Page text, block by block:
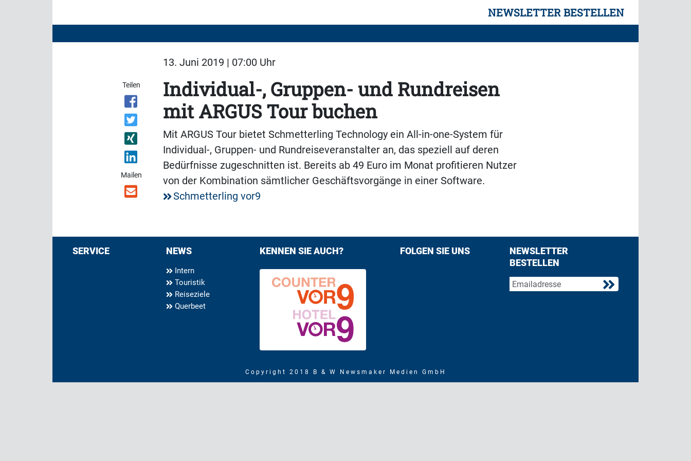
NEWSLETTER BESTELLEN
13. Juni 2019 | 07:00 Uhr
Teilen
Mailen
Individual-, Gruppen- und Rundreisen
mit ARGUS Tour buchen
Mit ARGUS Tour bietet Schmetterling Technology ein All-in-one-System für
Individual-, Gruppen- und Rundreiseveranstalter an, das speziell auf deren
Bedürfnisse zugeschnitten ist. Bereits ab 49 Euro im Monat profitieren Nutzer
von der Kombination sämtlicher Geschäftsvorgänge in einer Software.
Schmetterling vor9
SERVICE NEWS
Intern
Touristik
Reiseziele
Querbeet
KENNEN SIE AUCH? FOLGEN SIE UNS
NEWSLETTER
BESTELLEN
Copyright 2018 B & W Newsmaker Medien GmbH